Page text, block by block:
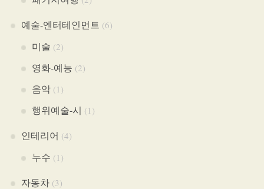
예술-엔터테인먼트 (6)
미술 (2)
영화-예능 (2)
음악(1)
행위예술-시 (1)
인테리어 (4)
누수 (1)
자동차(3)